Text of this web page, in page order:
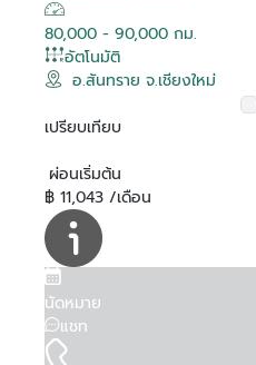
80,000 - 90,000 กม.
อัตโนมัติ
อ.สันทราย จ.เชียงใหม่
เปรียบเทียบ
ผ่อนเริ่มต้น
฿ 11,043 /เดือน
นัดหมาย
แชท